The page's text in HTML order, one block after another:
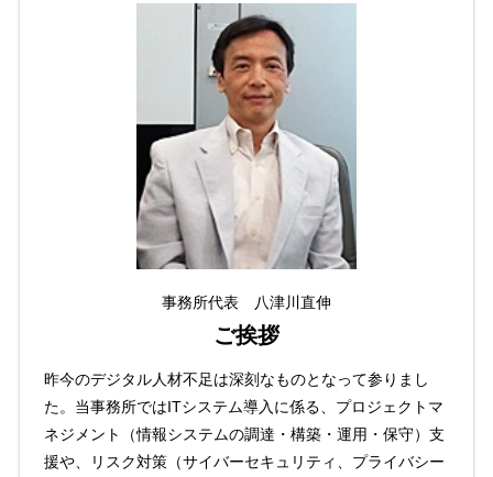
事務所代表 八津川直伸
ご挨拶
昨今のデジタル人材不足は深刻なものとなって参りまし
た。当事務所ではITシステム導入に係る、プロジェクトマ
ネジメント（情報システムの調達・構築・運用・保守）支
援や、リスク対策（サイバーセキュリティ、プライバシー